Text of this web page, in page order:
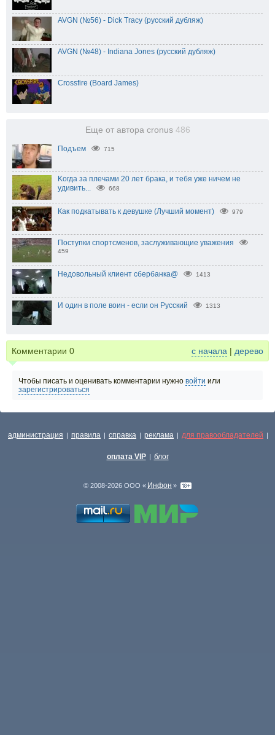
AVGN (№56) - Dick Tracy (русский дубляж)
AVGN (№48) - Indiana Jones (русский дубляж)
Crossfire (Board James)
Еще от автора cronus 486
Подъем 715
Koгда за плeчaми 20 лeт бpaка, и тeбя ужe ничeм нe
yдивить...
668
Как подкатывать к девушке (Лучший момент) 979
Поступки спортсменов, заслуживающие уважения
459
Недовольный клиент сбербанка@ 1413
И один в поле воин - если он Русский 1313
Комментарии 0 с начала | дерево
Чтобы писать и оценивать комментарии нужно войти или
зарегистрироваться
администрация | правила | справка | реклама | для правообладателей |
оплата VIP | блог
© 2008-2026 ООО « Инфон »